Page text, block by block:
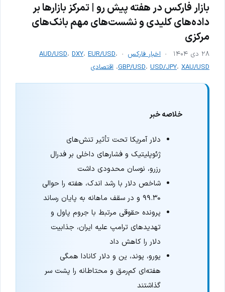
بازار فارکس در هفته پیش رو | تمرکز بازارها بر
داده‌های کلیدی و نشست‌های مهم بانک‌های
مرکزی
۲۸ دی ۱۴۰۴ اخبار فارکس AUD/USD، DXY، EUR/USD،
GBP/USD، USD/JPY، XAU/USD ، اقتصادی
خلاصه خبر
دلار آمریکا تحت تأثیر تنش‌های
ژئوپلیتیک و فشارهای داخلی بر فدرال
رزرو، نوسان محدودی داشت
شاخص دلار با رشد اندک، هفته را حوالی
۹۹.۳۰ و در سقف ماهانه به پایان رساند
پرونده حقوقی مرتبط با جروم پاول و
تهدیدهای ترامپ علیه ایران، جذابیت
دلار را کاهش داد
یورو، پوند، ین و دلار کانادا همگی
هفته‌ای کم‌رمق و محتاطانه را پشت سر
گذاشتند